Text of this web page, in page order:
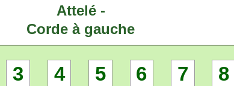
Attelé -
Corde à gauche
3 4 5 6 7 8